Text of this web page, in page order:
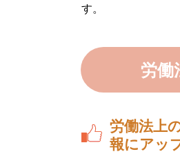
す。
労働
労働法上
報にアッ